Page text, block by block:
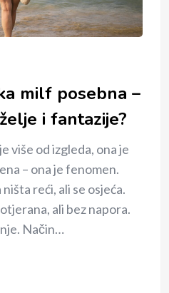
milf posebna –
i fantazije?
više od izgleda, ona je
– ona je fenomen.
reći, ali se osjeća.
ali bez napora.
Način…